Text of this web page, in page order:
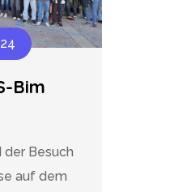
Bim
der Besuch
auf dem